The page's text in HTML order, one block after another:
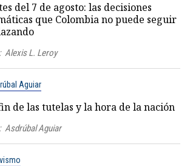
del 7 de agosto: las decisiones
que Colombia no puede seguir
Alexis L. Leroy
Aguiar
de las tutelas y la hora de la nación
Asdrúbal Aguiar